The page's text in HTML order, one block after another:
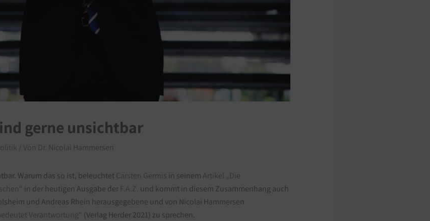
gerne unsichtbar
/ Von Dr. Nicolai Hammersen
Warum das so ist, beleuchtetCarsten Germis in seinemArtikel „Die
in der heutigen Ausgabe der F.A.Z. und kommt in diesem Zusammenhang auch
und Andreas Rhein herausgegebene und von Nicolai Hammersen
Verantwortung“ (Verlag Herder 2021) zu sprechen.